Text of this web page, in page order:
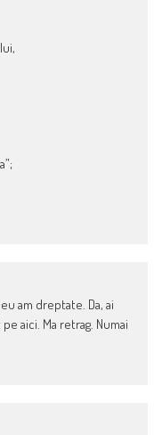
am dreptate. Da, ai
aici. Ma retrag. Numai